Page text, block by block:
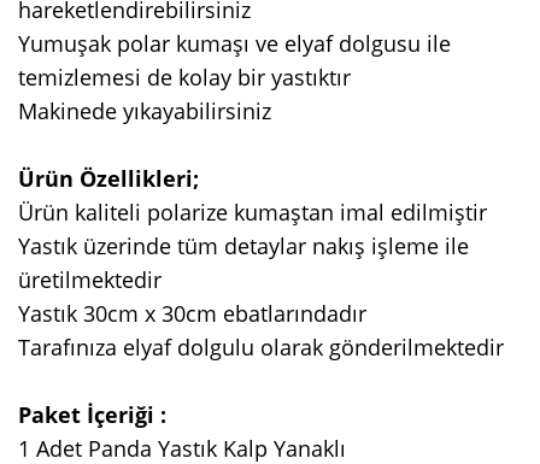
hareketlendirebilirsiniz
Yumuşak polar kumaşı ve elyaf dolgusu ile
temizlemesi de kolay bir yastıktır
Makinede yıkayabilirsiniz
Ürün Özellikleri;
Ürün kaliteli polarize kumaştan imal edilmiştir
Yastık üzerinde tüm detaylar nakış işleme ile
üretilmektedir
Yastık 30cm x 30cm ebatlarındadır
Tarafınıza elyaf dolgulu olarak gönderilmektedir
Paket İçeriği :
1 Adet Panda Yastık Kalp Yanaklı